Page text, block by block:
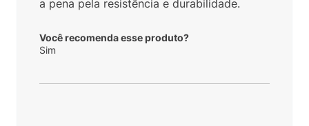
a pena pela resistência e durabilidade.
Você recomenda esse produto?
Sim